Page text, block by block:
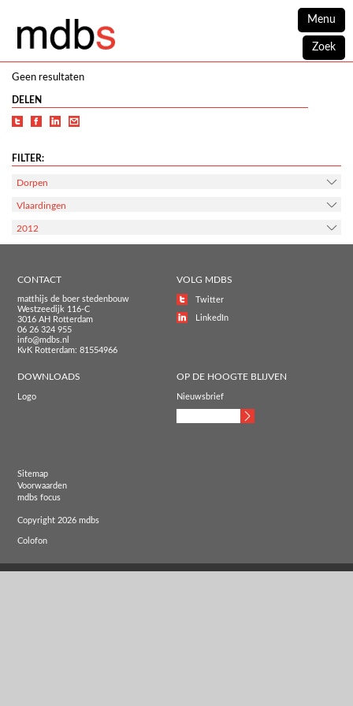
Menu
Zoek
Geen resultaten
DELEN
FILTER:
Dorpen
Vlaardingen
2012
CONTACT
matthijs de boer stedenbouw
Westzeedijk 116-C
3016 AH Rotterdam
06 26 324 955
info@mdbs.nl
KvK Rotterdam: 81554966
VOLG MDBS
Twitter
LinkedIn
DOWNLOADS
Logo
OP DE HOOGTE BLIJVEN
Nieuwsbrief
Sitemap
Voorwaarden
mdbs focus
Copyright 2026 mdbs
Colofon